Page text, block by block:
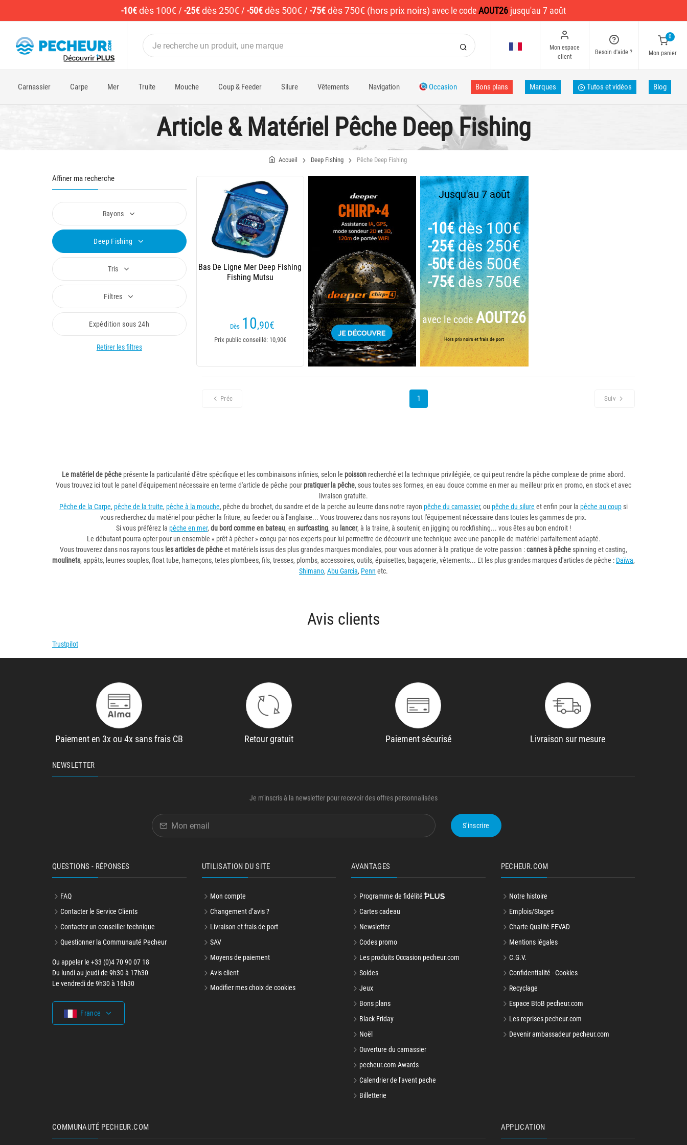
-10€dès 100€ / -25€dès 250€ / -50€dès 500€ / -75€dès 750€ (hors prix noirs) avec le codeAOUT26 jusqu'au 7 août
Mon espace
client
Besoin d'aide ?
0
Mon panier
Carnassier Carpe Mer Truite Mouche Coup & Feeder Silure Vêtements Navigation Occasion Bons plans Marques Tutos et vidéos Blog
Article & Matériel Pêche Deep Fishing
Accueil Deep Fishing Pêche Deep Fishing
Affiner ma recherche
Rayons
Deep Fishing
Tris
Filtres
Expédition sous 24h
Retirer les filtres
Bas De Ligne Mer Deep Fishing
Fishing Mutsu
Dès 10,90€
Prix public conseillé: 10,90€
Jusqu'au 7 août
-10€ dès 100€
-25€ dès 250€
-50€ dès 500€
-75€ dès 750€
avec le code AOUT26
Hors prix noirs et frais de port
Préc 1 Suiv
Le matériel de pêcheprésente la particularité d'être spécifique et les combinaisons infinies, selon le poissonrecherché et la technique privilégiée, ce qui peut rendre la pêche complexe de prime abord.
Vous trouvez ici tout le panel d'équipement nécessaire en terme d'article de pêche pour pratiquer la pêche, sous toutes ses formes, en eau douce comme en mer au meilleur prix en promo, en stock et avec
livraison gratuite.
Pêche de la Carpe, pêche de la truite, pêche à la mouche, pêche du brochet, du sandre et de la perche au leurre dans notre rayon pêche du carnassier, ou pêche du silure et enfin pour la pêche au coup si
vous recherchez du matériel pour pêcher la friture, au feeder ou à l'anglaise... Vous trouverez dans nos rayons tout l'équipement nécessaire dans toutes les gammes de prix.
Si vous préférez la pêche en mer, du bord comme en bateau, en surfcasting, au lancer, à la traine, à soutenir, en jigging ou rockfishing... vous êtes au bon endroit !
Le débutant pourra opter pour un ensemble « prêt à pêcher » conçu par nos experts pour lui permettre de découvrir une technique avec une panoplie de matériel parfaitement adapté.
Vous trouverez dans nos rayons tous les articles de pêcheet matériels issus des plus grandes marques mondiales, pour vous adonner à la pratique de votre passion :cannes à pêche spinning et casting,
moulinets, appâts, leurres souples, float tube, hameçons, tetes plombees, fils, tresses, plombs, accessoires, outils, épuisettes, bagagerie, vêtements... Et les plus grandes marques d'articles de pêche : Daïwa,
Shimano, Abu Garcia, Penn etc.
Avis clients
Trustpilot
Paiement en 3x ou 4x sans frais CB Retour gratuit Paiement sécurisé Livraison sur mesure
NEWSLETTER
Je m'inscris à la newsletter pour recevoir des offres personnalisées
S'inscrire
QUESTIONS - RÉPONSES
FAQ
Contacter le Service Clients
Contacter un conseiller technique
Questionner la Communauté Pecheur
Ou appeler le +33 (0)4 70 90 07 18
Du lundi au jeudi de 9h30 à 17h30
Le vendredi de 9h30 à 16h30
France
UTILISATION DU SITE
Mon compte
Changement d’avis ?
Livraison et frais de port
SAV
Moyens de paiement
Avis client
Modifier mes choix de cookies
AVANTAGES
Programme de fidélité
Cartes cadeau
Newsletter
Codes promo
Les produits Occasion pecheur.com
Soldes
Jeux
Bons plans
Black Friday
Noël
Ouverture du carnassier
pecheur.com Awards
Calendrier de l'avent peche
Billetterie
PECHEUR.COM
Notre histoire
Emplois/Stages
Charte Qualité FEVAD
Mentions légales
C.G.V.
Confidentialité - Cookies
Recyclage
Espace BtoB pecheur.com
Les reprises pecheur.com
Devenir ambassadeur pecheur.com
COMMUNAUTÉ PECHEUR.COM APPLICATION